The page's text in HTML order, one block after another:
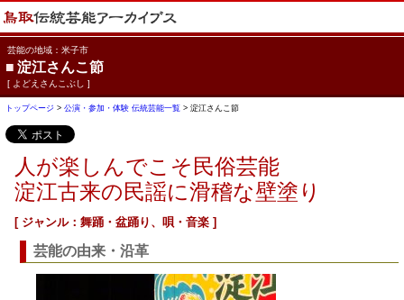
芸能の地域：米子市
■ 淀江さんこ節
[ よどえさんこぶし ]
トップページ > 公演・参加・体験 伝統芸能一覧 > 淀江さんこ節
人が楽しんでこそ民俗芸能
淀江古来の民謡に滑稽な壁塗り
[ ジャンル：舞踊・盆踊り、唄・音楽 ]
芸能の由来・沿革